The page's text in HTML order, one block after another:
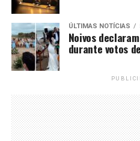
ÚLTIMAS NOTÍCIAS
Noivos
durante votos